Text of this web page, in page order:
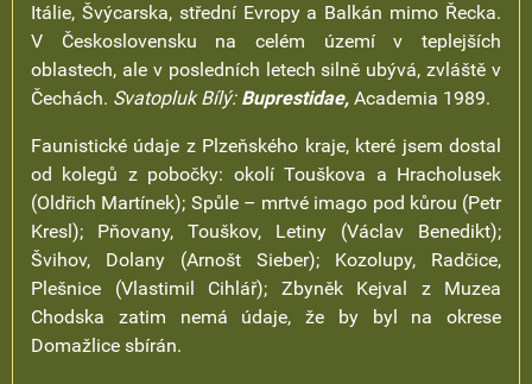
Itálie, Švýcarska, střední Evropy a Balkán mimo Řecka.
V Československu na celém území v teplejších
oblastech, ale v posledních letech silně ubývá, zvláště v
Čechách. Svatopluk Bílý: Buprestidae, Academia 1989.
Faunistické údaje z Plzeňského kraje, které jsem dostal
od kolegů z pobočky: okolí Touškova a Hracholusek
(Oldřich Martínek); Spůle – mrtvé imago pod kůrou (Petr
Kresl); Pňovany, Touškov, Letiny (Václav Benedikt);
Švihov, Dolany (Arnošt Sieber); Kozolupy, Radčice,
Plešnice (Vlastimil Cihlář); Zbyněk Kejval z Muzea
Chodska zatim nemá údaje, že by byl na okrese
Domažlice sbírán.